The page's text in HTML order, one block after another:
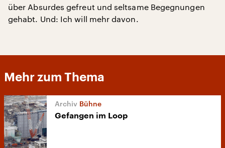
über Absurdes gefreut und seltsame Begegnungen
gehabt. Und: Ich will mehr davon.
Mehr zum Thema
Bühne
Gefangen im Loop